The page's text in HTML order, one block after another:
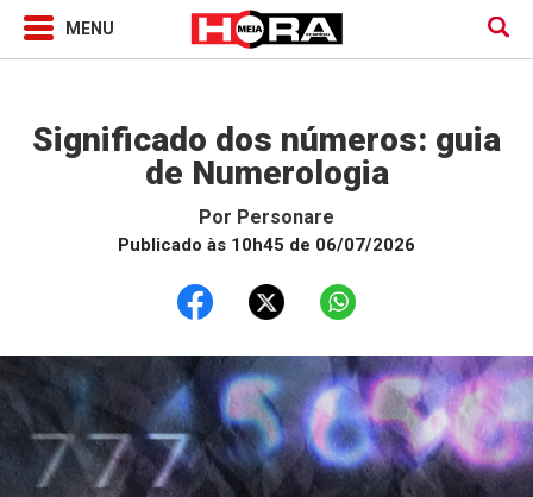
Significado dos números: guia
de Numerologia
Por Personare
Publicado às 10h45 de 06/07/2026